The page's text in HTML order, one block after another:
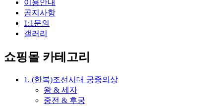
이용안내
공지사항
1:1문의
갤러리
쇼핑몰 카테고리
1. (한복)조선시대 궁중의상
왕 & 세자
중전 & 후궁